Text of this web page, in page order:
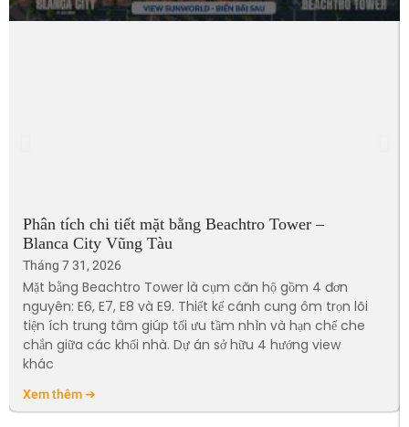
Phân tích chi tiết mặt bằng Beachtro Tower –
Blanca City Vũng Tàu
Tháng 7 31, 2026
Mặt bằng Beachtro Tower là cụm căn hộ gồm 4 đơn
nguyên: E6, E7, E8 và E9. Thiết kế cánh cung ôm trọn lõi
tiện ích trung tâm giúp tối ưu tầm nhìn và hạn chế che
chắn giữa các khối nhà. Dự án sở hữu 4 hướng view
khác
Xem thêm ➔